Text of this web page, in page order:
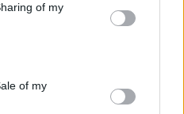
behaviour. You may click to
and its third-party tags to
purposes in below Google
of my
of my
digital tem